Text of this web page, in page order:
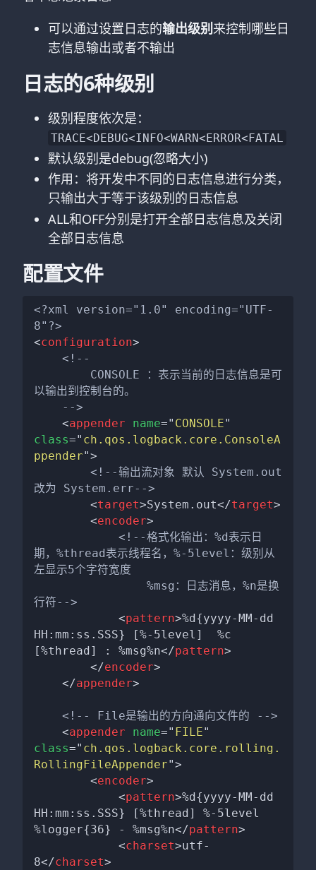
可以通过设置日志的输出级别 来控制哪些日
志信息输出或者不输出
日志的6种级别
级别程度依次是：
TRACE<DEBUG<INFO<WARN<ERROR<FATAL
默认级别是debug(忽略大小)
作用：将开发中不同的日志信息进行分类，
只输出大于等于该级别的日志信息
ALL和OFF分别是打开全部日志信息及关闭
全部日志信息
配置文件
<?xml version="1.0" encoding="UTF-
8"?>
<configuration>
<!--
以输出到控制台的。
    -->
<appender name=" CONSOLE"
class=" ch.qos.logback.core.ConsoleA
ppender">
<!--输出流对象 默认 System.out
改为 System.err-->
<target>System.out</target>
<encoder>
<!--格式化输出：%d表示日
期，%thread表示线程名，%-5level：级别从
左显示5个字符宽度
行符-->
<pattern>%d{yyyy-MM-dd
HH:mm:ss.SSS} [%-5level]  %c
[%thread] : %msg%n</pattern>
</encoder>
</appender>
<!-- File是输出的方向通向文件的 -->
<appender name=" FILE"
class=" ch.qos.logback.core.rolling.
RollingFileAppender">
<encoder>
<pattern>%d{yyyy-MM-dd
HH:mm:ss.SSS} [%thread] %-5level
%logger{36} - %msg%n</pattern>
<charset>utf-
8</charset>